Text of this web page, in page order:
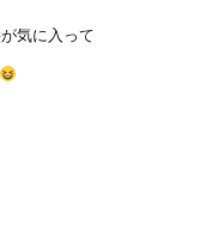
気に入って